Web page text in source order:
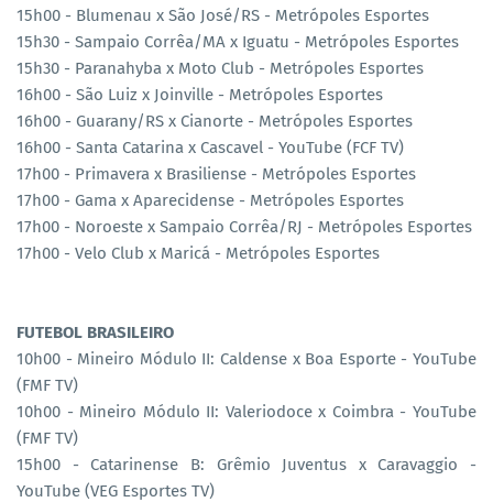
15h00 - Blumenau x São José/RS - Metrópoles Esportes
15h30 - Sampaio Corrêa/MA x Iguatu - Metrópoles Esportes
15h30 - Paranahyba x Moto Club - Metrópoles Esportes
16h00 - São Luiz x Joinville - Metrópoles Esportes
16h00 - Guarany/RS x Cianorte - Metrópoles Esportes
16h00 - Santa Catarina x Cascavel - YouTube (FCF TV)
17h00 - Primavera x Brasiliense - Metrópoles Esportes
17h00 - Gama x Aparecidense - Metrópoles Esportes
17h00 - Noroeste x Sampaio Corrêa/RJ - Metrópoles Esportes
17h00 - Velo Club x Maricá - Metrópoles Esportes
FUTEBOL BRASILEIRO
10h00 - Mineiro Módulo II: Caldense x Boa Esporte - YouTube
(FMF TV)
10h00 - Mineiro Módulo II: Valeriodoce x Coimbra - YouTube
(FMF TV)
15h00 - Catarinense B: Grêmio Juventus x Caravaggio -
YouTube (VEG Esportes TV)